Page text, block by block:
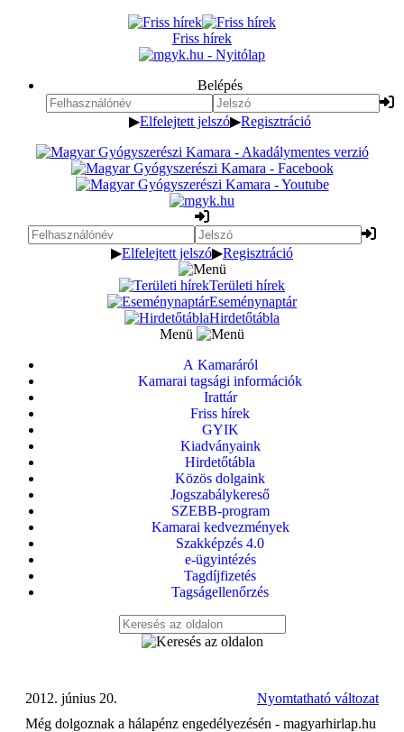
Friss hírek
Belépés
▶Elfelejtett jelszó▶Regisztráció
▶Elfelejtett jelszó▶Regisztráció
Területi hírek
Eseménynaptár
Hirdetőtábla
Menü
A Kamaráról
Kamarai tagsági információk
Irattár
Friss hírek
GYIK
Kiadványaink
Hirdetőtábla
Közös dolgaink
Jogszabálykereső
SZEBB-program
Kamarai kedvezmények
Szakképzés 4.0
e-ügyintézés
Tagdíjfizetés
Tagságellenőrzés
Nyomtatható változat
2012. június 20.
Még dolgoznak a hálapénz engedélyezésén - magyarhirlap.hu